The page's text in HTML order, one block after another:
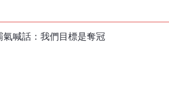
喊話：我們目標是奪冠